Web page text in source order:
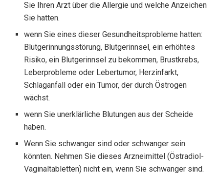
Sie Ihren Arzt über die Allergie und welche Anzeichen
Sie hatten.
wenn Sie eines dieser Gesundheitsprobleme hatten:
Blutgerinnungsstörung, Blutgerinnsel, ein erhöhtes
Risiko, ein Blutgerinnsel zu bekommen, Brustkrebs,
Leberprobleme oder Lebertumor, Herzinfarkt,
Schlaganfall oder ein Tumor, der durch Östrogen
wächst.
wenn Sie unerklärliche Blutungen aus der Scheide
haben.
Wenn Sie schwanger sind oder schwanger sein
könnten. Nehmen Sie dieses Arzneimittel (Östradiol-
Vaginaltabletten) nicht ein, wenn Sie schwanger sind.